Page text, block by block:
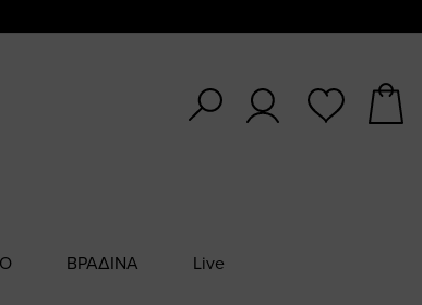
ΒΡΑΔΙΝΑ Live